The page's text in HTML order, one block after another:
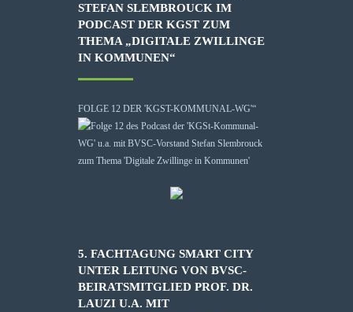
STEFAN SLEMBROUCK IM
PODCAST DER KGST ZUM
THEMA „DIGITALE ZWILLINGE
IN KOMMUNEN“
FOLGE 12 DER 'KGST-KOMMUNAL-WG'“
5. FACHTAGUNG SMART CITY
UNTER LEITUNG VON BVSC-
BEIRATSMITGLIED PROF. DR.
LAUZI U.A. MIT